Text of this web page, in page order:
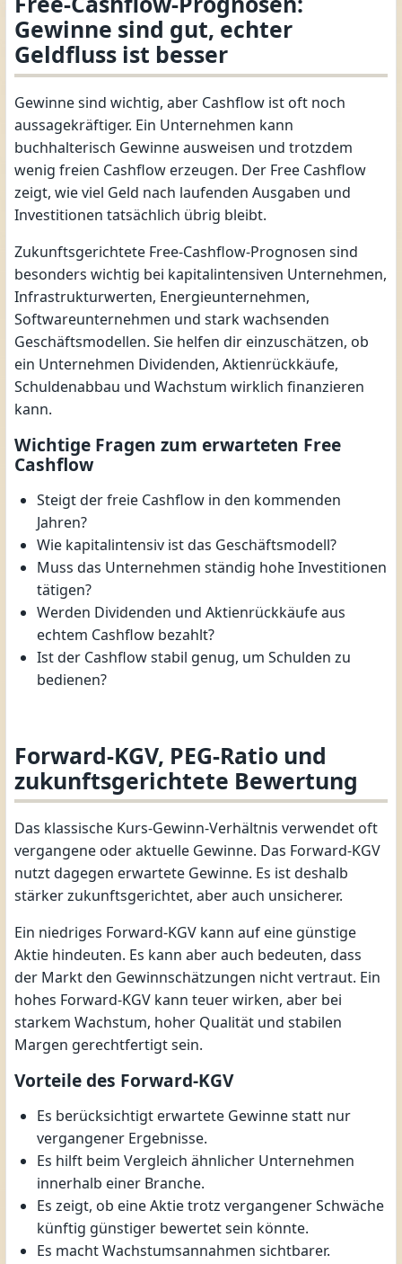
Gewinne sind gut, echter
Geldfluss ist besser
Gewinne sind wichtig, aber Cashflow ist oft noch
aussagekräftiger. Ein Unternehmen kann
buchhalterisch Gewinne ausweisen und trotzdem
wenig freien Cashflow erzeugen. Der Free Cashflow
zeigt, wie viel Geld nach laufenden Ausgaben und
Investitionen tatsächlich übrig bleibt.
Zukunftsgerichtete Free-Cashflow-Prognosen sind
besonders wichtig bei kapitalintensiven Unternehmen,
Infrastrukturwerten, Energieunternehmen,
Softwareunternehmen und stark wachsenden
Geschäftsmodellen. Sie helfen dir einzuschätzen, ob
ein Unternehmen Dividenden, Aktienrückkäufe,
Schuldenabbau und Wachstum wirklich finanzieren
kann.
Wichtige Fragen zum erwarteten Free
Cashflow
Steigt der freie Cashflow in den kommenden
Jahren?
Wie kapitalintensiv ist das Geschäftsmodell?
Muss das Unternehmen ständig hohe Investitionen
tätigen?
Werden Dividenden und Aktienrückkäufe aus
echtem Cashflow bezahlt?
Ist der Cashflow stabil genug, um Schulden zu
bedienen?
Forward-KGV, PEG-Ratio und
zukunftsgerichtete Bewertung
Das klassische Kurs-Gewinn-Verhältnis verwendet oft
vergangene oder aktuelle Gewinne. Das Forward-KGV
nutzt dagegen erwartete Gewinne. Es ist deshalb
stärker zukunftsgerichtet, aber auch unsicherer.
Ein niedriges Forward-KGV kann auf eine günstige
Aktie hindeuten. Es kann aber auch bedeuten, dass
der Markt den Gewinnschätzungen nicht vertraut. Ein
hohes Forward-KGV kann teuer wirken, aber bei
starkem Wachstum, hoher Qualität und stabilen
Margen gerechtfertigt sein.
Vorteile des Forward-KGV
Es berücksichtigt erwartete Gewinne statt nur
vergangener Ergebnisse.
Es hilft beim Vergleich ähnlicher Unternehmen
innerhalb einer Branche.
Es zeigt, ob eine Aktie trotz vergangener Schwäche
künftig günstiger bewertet sein könnte.
Es macht Wachstumsannahmen sichtbarer.